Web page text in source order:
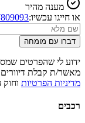
מענה מהיר
או חייגו עכשיו:
דברו עם מומחה
ידוע לי שהפרטים
מאשר/ת קבלת
מדיניות הפרטיות
רכבים